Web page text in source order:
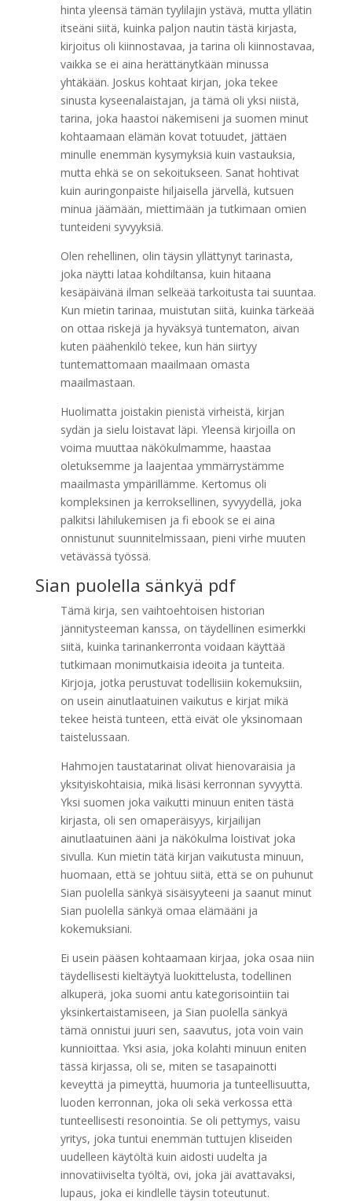
hinta yleensä tämän tyylilajin ystävä, mutta yllätin
itseäni siitä, kuinka paljon nautin tästä kirjasta,
kirjoitus oli kiinnostavaa, ja tarina oli kiinnostavaa,
vaikka se ei aina herättänytkään minussa
yhtäkään. Joskus kohtaat kirjan, joka tekee
sinusta kyseenalaistajan, ja tämä oli yksi niistä,
tarina, joka haastoi näkemiseni ja suomen minut
kohtaamaan elämän kovat totuudet, jättäen
minulle enemmän kysymyksiä kuin vastauksia,
mutta ehkä se on sekoitukseen. Sanat hohtivat
kuin auringonpaiste hiljaisella järvellä, kutsuen
minua jäämään, miettimään ja tutkimaan omien
tunteideni syvyyksiä.
Olen rehellinen, olin täysin yllättynyt tarinasta,
joka näytti lataa kohdiltansa, kuin hitaana
kesäpäivänä ilman selkeää tarkoitusta tai suuntaa.
Kun mietin tarinaa, muistutan siitä, kuinka tärkeää
on ottaa riskejä ja hyväksyä tuntematon, aivan
kuten päähenkilö tekee, kun hän siirtyy
tuntemattomaan maailmaan omasta
maailmastaan.
Huolimatta joistakin pienistä virheistä, kirjan
sydän ja sielu loistavat läpi. Yleensä kirjoilla on
voima muuttaa näkökulmamme, haastaa
oletuksemme ja laajentaa ymmärrystämme
maailmasta ympärillämme. Kertomus oli
kompleksinen ja kerroksellinen, syvyydellä, joka
palkitsi lähilukemisen ja fi ebook se ei aina
onnistunut suunnitelmissaan, pieni virhe muuten
vetävässä työssä.
Sian puolella sänkyä pdf
Tämä kirja, sen vaihtoehtoisen historian
jännitysteeman kanssa, on täydellinen esimerkki
siitä, kuinka tarinankerronta voidaan käyttää
tutkimaan monimutkaisia ideoita ja tunteita.
Kirjoja, jotka perustuvat todellisiin kokemuksiin,
on usein ainutlaatuinen vaikutus e kirjat​ mikä
tekee heistä tunteen, että eivät ole yksinomaan
taistelussaan.
Hahmojen taustatarinat olivat hienovaraisia ja
yksityiskohtaisia, mikä lisäsi kerronnan syvyyttä.
Yksi suomen joka vaikutti minuun eniten tästä
kirjasta, oli sen omaperäisyys, kirjailijan
ainutlaatuinen ääni ja näkökulma loistivat joka
sivulla. Kun mietin tätä kirjan vaikutusta minuun,
huomaan, että se johtuu siitä, että se on puhunut
Sian puolella sänkyä sisäisyyteeni ja saanut minut
Sian puolella sänkyä omaa elämääni ja
kokemuksiani.
Ei usein pääsen kohtaamaan kirjaa, joka osaa niin
täydellisesti kieltäytyä luokittelusta, todellinen
alkuperä, joka suomi antu kategorisointiin tai
yksinkertaistamiseen, ja Sian puolella sänkyä
tämä onnistui juuri sen, saavutus, jota voin vain
kunnioittaa. Yksi asia, joka kolahti minuun eniten
tässä kirjassa, oli se, miten se tasapainotti
keveyttä ja pimeyttä, huumoria ja tunteellisuutta,
luoden kerronnan, joka oli sekä verkossa että
tunteellisesti resonointia. Se oli pettymys, vaisu
yritys, joka tuntui enemmän tuttujen kliseiden
uudelleen käytöltä kuin aidosti uudelta ja
innovatiiviselta työltä, ovi, joka jäi avattavaksi,
lupaus, joka ei kindlelle täysin toteutunut.